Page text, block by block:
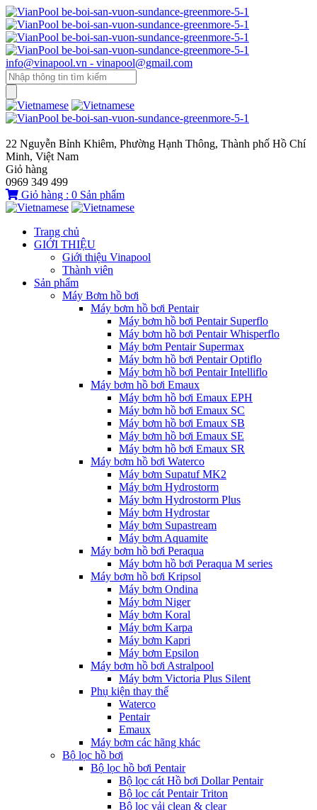
info@vinapool.vn - vinapool@gmail.com
22 Nguyễn Bỉnh Khiêm, Phường Hạnh Thông, Thành phố Hồ Chí
Minh, Việt Nam
Giỏ hàng
0969 349 499
Giỏ hàng : 0 Sản phẩm
Trang chủ
GIỚI THIỆU
Giới thiệu Vinapool
Thành viên
Sản phẩm
Máy Bơm hồ bơi
Máy bơm hồ bơi Pentair
Máy bơm hồ bơi Pentair Superflo
Máy bơm hồ bơi Pentair Whisperflo
Máy bơm Pentair Supermax
Máy bơm hồ bơi Pentair Optiflo
Máy bơm hồ bơi Pentair Intelliflo
Máy bơm hồ bơi Emaux
Máy bơm hồ bơi Emaux EPH
Máy bơm hồ bơi Emaux SC
Máy bơm hồ bơi Emaux SB
Máy bơm hồ bơi Emaux SE
Máy bơm hồ bơi Emaux SR
Máy bơm hồ bơi Waterco
Máy bơm Supatuf MK2
Máy bơm Hydrostorm
Máy bơm Hydrostorm Plus
Máy bơm Hydrostar
Máy bơm Supastream
Máy bơm Aquamite
Máy bơm hồ bơi Peraqua
Máy bơm hồ bơi Peraqua M series
Máy bơm hồ bơi Kripsol
Máy bơm Ondina
Máy bơm Niger
Máy bơm Koral
Máy bơm Karpa
Máy bơm Kapri
Máy bơm Epsilon
Máy bơm hồ bơi Astralpool
Máy bơm Victoria Plus Silent
Phụ kiện thay thế
Waterco
Pentair
Emaux
Máy bơm các hãng khác
Bộ lọc hồ bơi
Bộ lọc hồ bơi Pentair
Bộ lọc cát Hồ bơi Dollar Pentair
Bộ lọc cát Pentair Triton
Bộ lọc vải clean & clear